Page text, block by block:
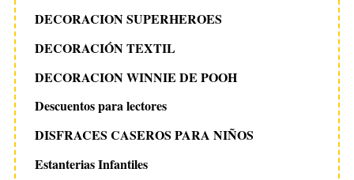
DECORACION SUPERHEROES
DECORACIÓN TEXTIL
DECORACION WINNIE DE POOH
Descuentos para lectores
DISFRACES CASEROS PARA NIÑOS
Estanterias Infantiles